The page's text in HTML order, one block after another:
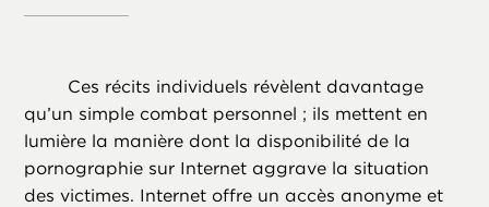
Ces récits individuels révèlent davantage
qu’un simple combat personnel ; ils mettent en
lumière la manière dont la disponibilité de la
pornographie sur Internet aggrave la situation
des victimes. Internet offre un accès anonyme et